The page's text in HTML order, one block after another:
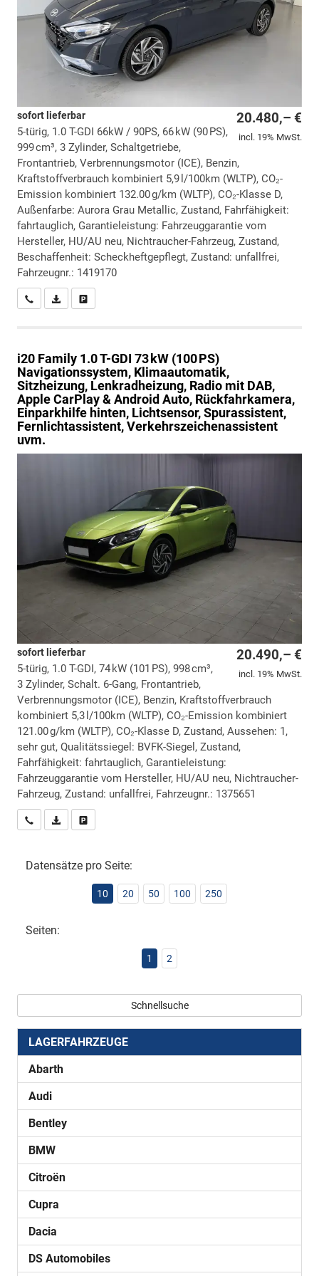
20.480,– €
incl. 19% MwSt.
sofort lieferbar
5-türig, 1.0 T-GDI 66kW / 90PS, 66 kW (90 PS),
999 cm³, 3 Zylinder, Schaltgetriebe,
Frontantrieb, Verbrennungsmotor (ICE), Benzin,
Kraftstoffverbrauch kombiniert 5,9 l/100km (WLTP), CO₂-
Emission kombiniert 132.00 g/km (WLTP), CO₂-Klasse D,
Außenfarbe: Aurora Grau Metallic, Zustand, Fahrfähigkeit:
fahrtauglich, Garantieleistung: Fahrzeuggarantie vom
Hersteller, HU/AU neu, Nichtraucher-Fahrzeug, Zustand,
Beschaffenheit: Scheckheftgepflegt, Zustand: unfallfrei,
Fahrzeugnr.: 1419170
Wir rufen Sie anPDF-Datei, Fahrzeugexposé drucken
i20 Family 1.0 T-GDI 73 kW (100 PS)
Navigationssystem, Klimaautomatik,
Sitzheizung, Lenkradheizung, Radio mit DAB,
Apple CarPlay & Android Auto, Rückfahrkamera,
Einparkhilfe hinten, Lichtsensor, Spurassistent,
Fernlichtassistent, Verkehrszeichenassistent
uvm.
20.490,– €
incl. 19% MwSt.
sofort lieferbar
5-türig, 1.0 T-GDI, 74 kW (101 PS), 998 cm³,
3 Zylinder, Schalt. 6-Gang, Frontantrieb,
Verbrennungsmotor (ICE), Benzin, Kraftstoffverbrauch
kombiniert 5,3 l/100km (WLTP), CO₂-Emission kombiniert
121.00 g/km (WLTP), CO₂-Klasse D, Zustand, Aussehen: 1,
sehr gut, Qualitätssiegel: BVFK-Siegel, Zustand,
Fahrfähigkeit: fahrtauglich, Garantieleistung:
Fahrzeuggarantie vom Hersteller, HU/AU neu, Nichtraucher-
Fahrzeug, Zustand: unfallfrei, Fahrzeugnr.: 1375651
Wir rufen Sie anPDF-Datei, Fahrzeugexposé drucken
Datensätze pro Seite:
10 20 50 100 250
Seiten:
1 2
Schnellsuche
LAGERFAHRZEUGE
Abarth
Audi
Bentley
BMW
Citroën
Cupra
Dacia
DS Automobiles